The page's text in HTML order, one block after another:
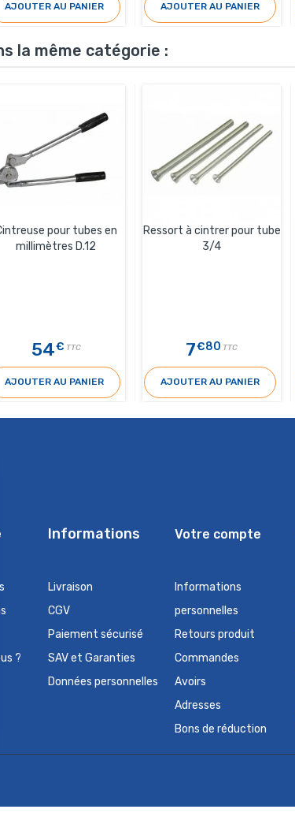
AJOUTER AU PANIER AJOUTER AU PANIER
la même catégorie :
pour tubes en
millimètres D.12
54€ TTC
AJOUTER AU PANIER
Ressort à cintrer pour tube
3/4
7€80 TTC
AJOUTER AU PANIER
?
Informations
Livraison
CGV
Paiement sécurisé
SAV et Garanties
Données personnelles
Votre compte
Informations
personnelles
Retours produit
Commandes
Avoirs
Adresses
Bons de réduction